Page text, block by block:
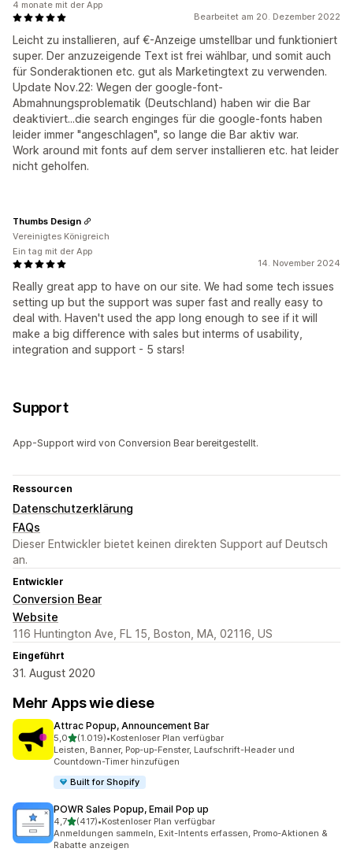
Bearbeitet am 20. Dezember 2022
Leicht zu installieren, auf €-Anzeige umstellbar und funktioniert
super. Der anzuzeigende Text ist frei wählbar, und somit auch
für Sonderaktionen etc. gut als Marketingtext zu verwenden.
Update Nov.22: Wegen der google-font-
Abmahnungsproblematik (Deutschland) haben wir die Bar
deaktiviert...die search enginges für die google-fonts haben
leider immer "angeschlagen", so lange die Bar aktiv war.
Work around mit fonts auf dem server installieren etc. hat leider
nicht geholfen.
4 monate mit der App
14. November 2024
Really great app to have on our site. We had some tech issues
setting up but the support was super fast and really easy to
deal with. Haven't used the app long enough to see if it will
make a big difference with sales but interms of usability,
integration and support - 5 stars!
Thumbs Design
Vereinigtes Königreich
Ein tag mit der App
Support
App-Support wird von Conversion Bear bereitgestellt.
Ressourcen
Datenschutzerklärung
FAQs
Dieser Entwickler bietet keinen direkten Support auf Deutsch
an.
Entwickler
Conversion Bear
Website
116 Huntington Ave, FL 15, Boston, MA, 02116, US
Eingeführt
31. August 2020
Mehr Apps wie diese
Attrac Popup, Announcement Bar
5,0von 5 Sternen
(1.019)
1019 Rezensionen insgesamt
•Kostenloser Plan verfügbar
Leisten, Banner, Pop-up-Fenster, Laufschrift-Header und
Countdown-Timer hinzufügen
Built for Shopify
POWR Sales Popup, Email Pop up
4,7von 5 Sternen
(417)
417 Rezensionen insgesamt
•Kostenloser Plan verfügbar
Anmeldungen sammeln, Exit-Intents erfassen, Promo-Aktionen &
Rabatte anzeigen